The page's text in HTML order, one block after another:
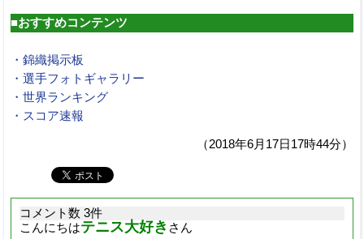
■おすすめコンテンツ
・錦織掲示板
・選手フォトギャラリー
・世界ランキング
・スコア速報
（2018年6月17日17時44分）
コメント数 3件
こんにちはテニス大好き さん